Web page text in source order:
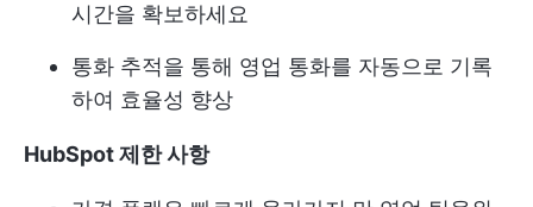
시간을 확보하세요
통화 추적을 통해 영업 통화를 자동으로 기록
하여 효율성 향상
HubSpot 제한 사항